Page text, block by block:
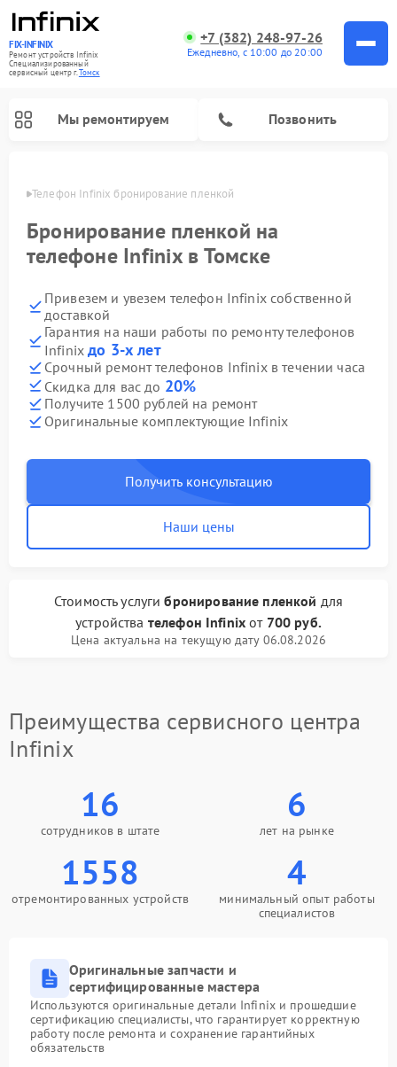
FIX-INFINIX
Ремонт устройств Infinix
Специализированный
cервисный центр г.Томск
+7 (382) 248-97-26
Ежедневно, с 10:00 до 20:00
Мы ремонтируем Позвонить
Телефон Infinix бронирование пленкой
Бронирование пленкой на
телефоне Infinix в Томске
Привезем и увезем телефон Infinix собственной
доставкой
Гарантия на наши работы по ремонту телефонов
Infinixдо 3-х лет
Срочный ремонт телефонов Infinix в течении часа
Скидка для вас до 20%
Получите 1500 рублей на ремонт
Оригинальные комплектующие Infinix
Получить консультацию
Наши цены
Стоимость услугибронирование пленкой для
устройства телефон Infinix от 700 руб.
Цена актуальна на текущую дату 06.08.2026
Преимущества сервисного центра
Infinix
16
сотрудников в штате
6
лет на рынке
1558
отремонтированных устройств
4
минимальный опыт работы
специалистов
Оригинальные запчасти и
сертифицированные мастера
Используются оригинальные детали Infinix и прошедшие
сертификацию специалисты, что гарантирует корректную
работу после ремонта и сохранение гарантийных
обязательств